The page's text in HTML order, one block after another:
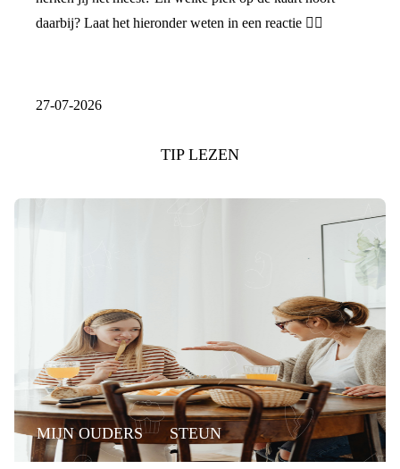
daarbij? Laat het hieronder weten in een reactie 👇🏼
27-07-2026
TIP LEZEN
MIJN OUDERS STEUN